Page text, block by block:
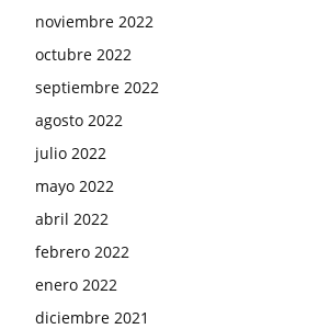
noviembre 2022
octubre 2022
septiembre 2022
agosto 2022
julio 2022
mayo 2022
abril 2022
febrero 2022
enero 2022
diciembre 2021